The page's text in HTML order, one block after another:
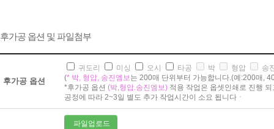
후가공 옵션 및 파일첨부
후가공 옵션
귀도리 미싱 오시 타공 박 형압
송
(* 박, 형압, 송진엠보는 200매 단위부터 가능합니다.(예:200매,
*후가공 옵션 (박,형압.송진엠보) 적용 작업은 옵셋인쇄로 진행
공정에 따라 2~3일 별도 추가 작업시간이 소요 됩니다ㆍ
파일업로드